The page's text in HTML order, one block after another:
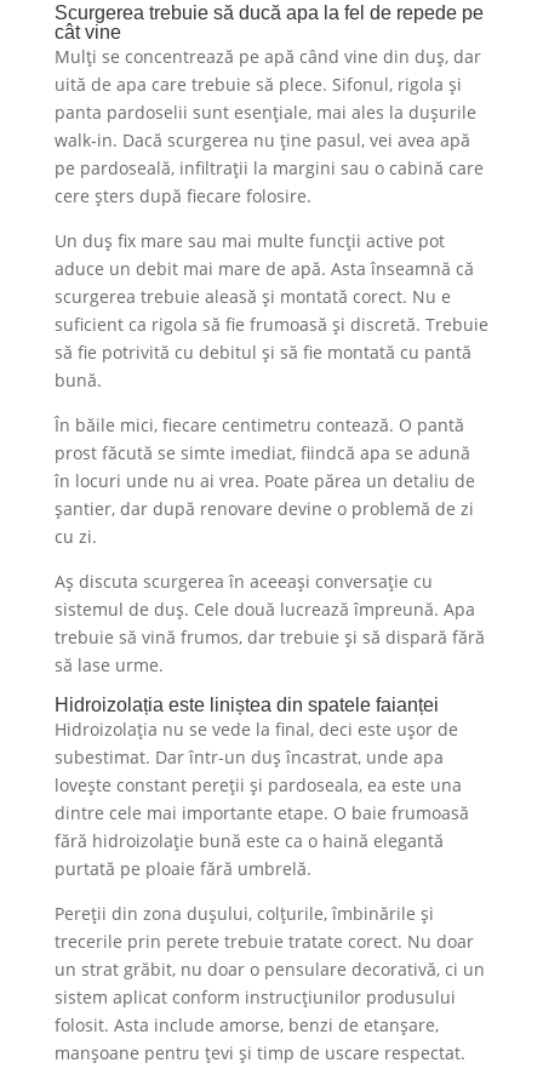
Scurgerea trebuie să ducă apa la fel de repede pe
cât vine
Mulți se concentrează pe apă când vine din duș, dar
uită de apa care trebuie să plece. Sifonul, rigola și
panta pardoselii sunt esențiale, mai ales la dușurile
walk-in. Dacă scurgerea nu ține pasul, vei avea apă
pe pardoseală, infiltrații la margini sau o cabină care
cere șters după fiecare folosire.
Un duș fix mare sau mai multe funcții active pot
aduce un debit mai mare de apă. Asta înseamnă că
scurgerea trebuie aleasă și montată corect. Nu e
suficient ca rigola să fie frumoasă și discretă. Trebuie
să fie potrivită cu debitul și să fie montată cu pantă
bună.
În băile mici, fiecare centimetru contează. O pantă
prost făcută se simte imediat, fiindcă apa se adună
în locuri unde nu ai vrea. Poate părea un detaliu de
șantier, dar după renovare devine o problemă de zi
cu zi.
Aș discuta scurgerea în aceeași conversație cu
sistemul de duș. Cele două lucrează împreună. Apa
trebuie să vină frumos, dar trebuie și să dispară fără
să lase urme.
Hidroizolația este liniștea din spatele faianței
Hidroizolația nu se vede la final, deci este ușor de
subestimat. Dar într-un duș încastrat, unde apa
lovește constant pereții și pardoseala, ea este una
dintre cele mai importante etape. O baie frumoasă
fără hidroizolație bună este ca o haină elegantă
purtată pe ploaie fără umbrelă.
Pereții din zona dușului, colțurile, îmbinările și
trecerile prin perete trebuie tratate corect. Nu doar
un strat grăbit, nu doar o pensulare decorativă, ci un
sistem aplicat conform instrucțiunilor produsului
folosit. Asta include amorse, benzi de etanșare,
manșoane pentru țevi și timp de uscare respectat.